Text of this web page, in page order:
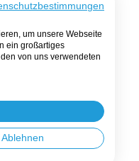
um unsere Webseite
ein großartiges
von uns verwendeten
Ablehnen